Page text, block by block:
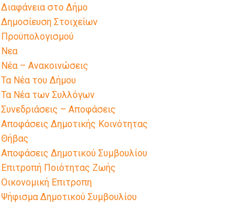
Διαφάνεια στο Δήμο
Δημοσίευση Στοιχείων
Προϋπολογισμού
Νεα
Νέα – Ανακοινώσεις
Τα Νέα του Δήμου
Τα Νέα των Συλλόγων
Συνεδριάσεις – Αποφάσεις
Αποφάσεις Δημοτικής Κοινότητας
Θήβας
Αποφάσεις Δημοτικού Συμβουλίου
Επιτροπή Ποιότητας Ζωής
Οικονομική Επιτροπη
Ψήφισμα Δημοτικού Συμβουλίου